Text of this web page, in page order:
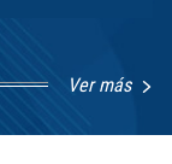
Ver más